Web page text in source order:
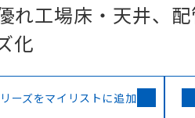
れ工場床・天井、
化
ーズをマイリストに追加